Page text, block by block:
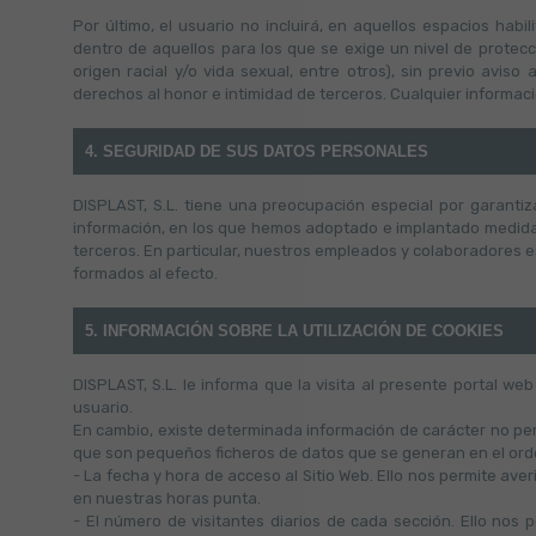
Por último, el usuario no incluirá, en aquellos espacios
dentro de aquellos para los que se exige un nivel de
origen racial y/o vida sexual, entre otros), sin previo aviso
derechos al honor e intimidad de terceros. Cualquier
4. SEGURIDAD DE SUS DATOS PERSONALES
DISPLAST, S.L. tiene una preocupación especial por
información, en los que hemos adoptado e implantado
terceros. En particular, nuestros empleados y
formados al efecto.
5. INFORMACIÓN SOBRE LA UTILIZACIÓN DE COOKIES
DISPLAST, S.L. le informa que la visita al presente portal
usuario.
En cambio, existe determinada información de carácter no
que son pequeños ficheros de datos que se generan en el
- La fecha y hora de acceso al Sitio Web. Ello nos permite
en nuestras horas punta.
- El número de visitantes diarios de cada sección. Ello